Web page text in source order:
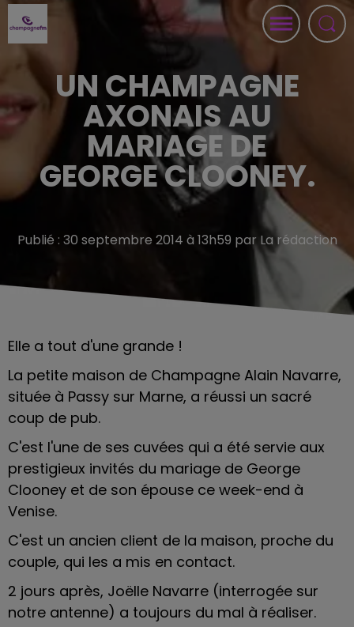
UN CHAMPAGNE
AXONAIS AU
MARIAGE DE
GEORGE CLOONEY.
Publié : 30 septembre 2014 à 13h59 par La rédaction
Elle a tout d'une grande !
La petite maison de Champagne Alain Navarre,
située à Passy sur Marne, a réussi un sacré
coup de pub.
C'est l'une de ses cuvées qui a été servie aux
prestigieux invités du mariage de George
Clooney et de son épouse ce week-end à
Venise.
C'est un ancien client de la maison, proche du
couple, qui les a mis en contact.
2 jours après, Joëlle Navarre (interrogée sur
notre antenne) a toujours du mal à réaliser.